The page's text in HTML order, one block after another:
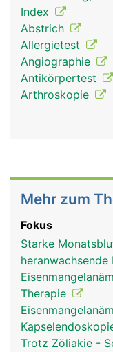
Index
Abstrich
Allergietest
Angiographie
Antikörpertest
Arthroskopie
Mehr zum
Fokus
Starke
heranwachsende
Therapie
Trotz Zöliakie -